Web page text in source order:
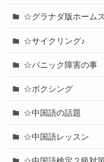
☆グラナダ版ホーム
☆サイクリング♪
☆パニック障害の事
☆ボクシング
☆中国語の話題
☆中国語レッスン